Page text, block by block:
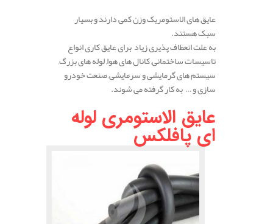
عایق های الاستومریک وزن کمی دارند و بسیار
سبک هستند.
به علت انعطاف پذیری زیاد برای عایق کاری انواع
تاسیسات ساختمانی, کانال های هوا, لوله های بزرگ,
سیستم های گرمایشی و سرمایشی, صنعت خودرو
سازی و … به کار گرفته می شوند.
عایق الاستومری لوله
ای پافلکس